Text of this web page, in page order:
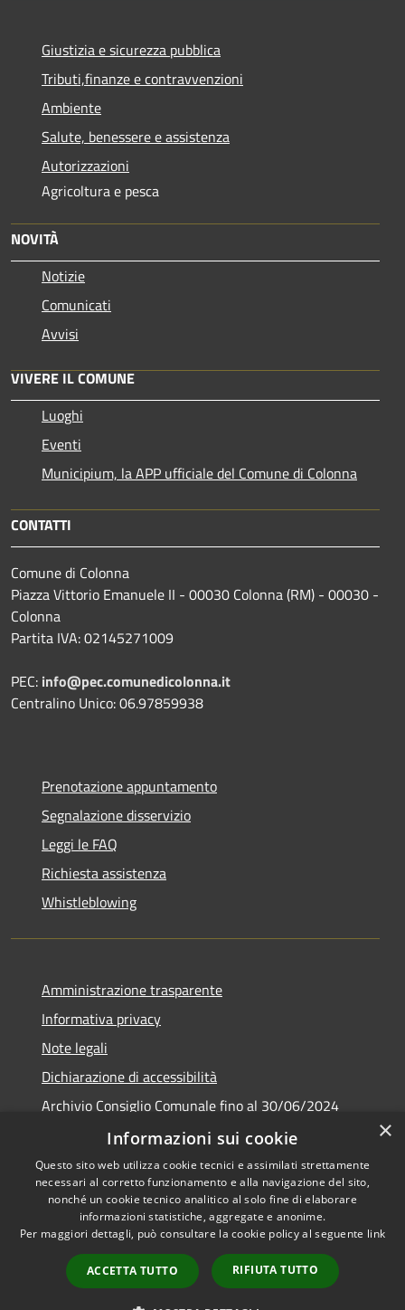
Giustizia e sicurezza pubblica
Tributi,finanze e contravvenzioni
Ambiente
Salute, benessere e assistenza
Autorizzazioni
Agricoltura e pesca
NOVITÀ
Notizie
Comunicati
Avvisi
VIVERE IL COMUNE
Luoghi
Eventi
Municipium, la APP ufficiale del Comune di Colonna
CONTATTI
Comune di Colonna
Piazza Vittorio Emanuele II - 00030 Colonna (RM) - 00030 -
Colonna
Partita IVA: 02145271009
PEC: info@pec.comunedicolonna.it
Centralino Unico: 06.97859938
Prenotazione appuntamento
Segnalazione disservizio
Leggi le FAQ
Richiesta assistenza
Whistleblowing
Amministrazione trasparente
Informativa privacy
Note legali
Dichiarazione di accessibilità
Archivio Consiglio Comunale fino al 30/06/2024
Consiglio Comunale Online
RSS
Accessibilità
Copyright © 2026 • Comune di
Municipium•
Accesso
redazione
×
Informazioni sui cookie
Questo sito web utilizza cookie tecnici e assimilati strettamente
necessari al corretto funzionamento e alla navigazione del sito,
nonché un cookie tecnico analitico al solo fine di elaborare
informazioni statistiche, aggregate e anonime.
Per maggiori dettagli, può consultare la cookie policy al seguente link
ACCETTA TUTTO RIFIUTA TUTTO